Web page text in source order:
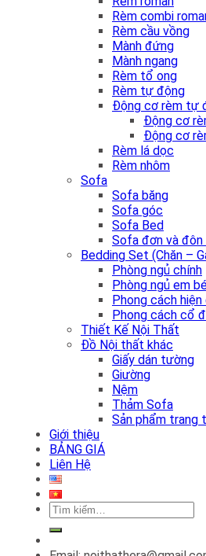
Rèm combi
Rèm cầu vồng
Mành đứng
Mành ngang
Rèm tổ ong
Rèm tự động
Động cơ rèm tự
Động cơ
Động cơ
Rèm lá dọc
Rèm nhôm
Sofa
Sofa băng
Sofa góc
Sofa Bed
Sofa đơn và đôn
Bedding Set (Chăn –
Phòng ngủ chính
Phòng ngủ em
Phong cách hiện
Phong cách cổ
Thiết Kế Nội Thất
Đồ Nội thất khác
Giấy dán tường
Giường
Nệm
Thảm Sofa
Sản phẩm trang
Giới thiệu
BẢNG GIÁ
Liên Hệ
Tìm
kiếm: